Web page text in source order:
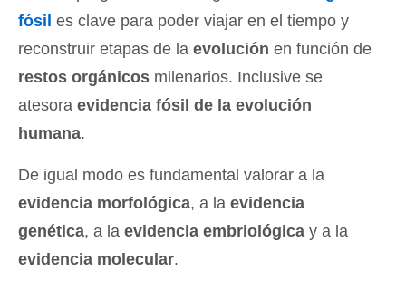
fósil es clave para poder viajar en el tiempo y
reconstruir etapas de la evolución en función de
restos orgánicos milenarios. Inclusive se
atesora evidencia fósil de la evolución
humana.
De igual modo es fundamental valorar a la
evidencia morfológica, a la evidencia
genética, a la evidencia embriológica y a la
evidencia molecular.